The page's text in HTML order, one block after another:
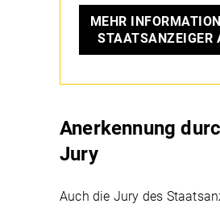
MEHR
STAATSANZEIGER
Anerkennung
Jury
Auch die Jury des